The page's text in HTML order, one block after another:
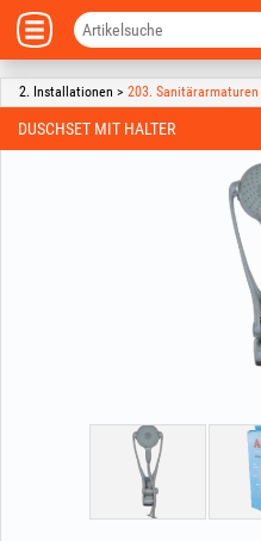
2. Installationen > 203. Sanitärarmaturen
DUSCHSET MIT HALTER